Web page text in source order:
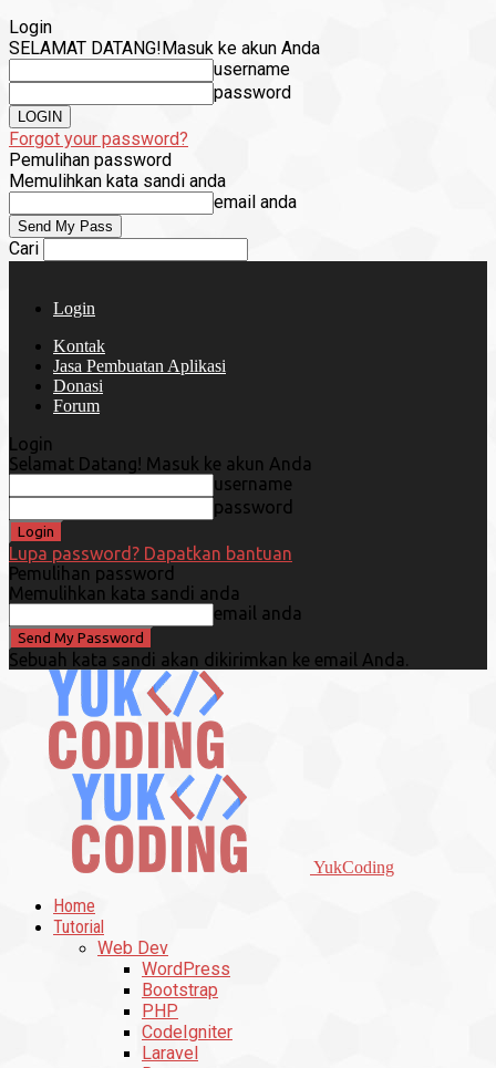
Login
SELAMAT DATANG!Masuk ke akun Anda
username
password
Forgot your password?
Pemulihan password
Memulihkan kata sandi anda
email anda
Cari
Login
Kontak
Jasa Pembuatan Aplikasi
Donasi
Forum
Login
Selamat Datang! Masuk ke akun Anda
username
password
Lupa password? Dapatkan bantuan
Pemulihan password
Memulihkan kata sandi anda
email anda
Sebuah kata sandi akan dikirimkan ke email Anda.
YukCoding
Home
Tutorial
Web Dev
WordPress
Bootstrap
PHP
CodeIgniter
Laravel